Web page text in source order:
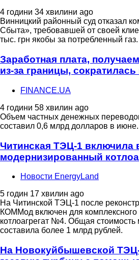
4 години 34 хвилини ago
Винницкий районный суд отказал
Сбыта», требовавшей от своей
тыс. грн якобы за потребленный газ.
Заработная плата,
из-за границы,
FINANCE.UA
4 години 58 хвилин ago
Объем частных денежных
составил 0,6 млрд долларов в июне.
Читинская ТЭЦ-1 включила
модернизированный
Новости EnergyLand
5 годин 17 хвилин ago
На Читинской ТЭЦ-1 после
КОММод включен для комплексного
котлоагрегат №4. Общая стоимость
составила более 1 млрд рублей.
На Новокуйбышевской